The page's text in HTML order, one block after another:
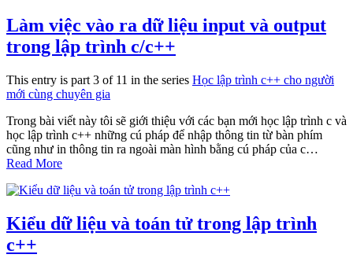
Làm việc vào ra dữ liệu input và output
trong lập trình c/c++
This entry is part 3 of 11 in the series Học lập trình c++ cho người
mới cùng chuyên gia
Trong bài viết này tôi sẽ giới thiệu với các bạn mới học lập trình c và
học lập trình c++ những cú pháp để nhập thông tin từ bàn phím
cũng như in thông tin ra ngoài màn hình bằng cú pháp của c…
Read More
Kiểu dữ liệu và toán tử trong lập trình
c++